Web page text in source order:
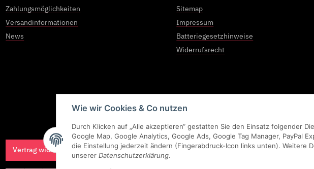
Wie wir Cookies & Co nutzen
Durch Klicken auf „Alle akzeptieren“ gestatten Sie den Einsatz folgender
Google Map, Google Analytics, Google Ads, Google Tag Manager, PayPal
die Einstellung jederzeit ändern (Fingerabdruck-Icon links unten). Weitere
unserer Datenschutzerklärung.
Zahlungsmöglichkeiten
Versandinformationen
News
Sitemap
Impressum
Batteriegesetzhinweise
Widerrufsrecht
engagiert, schönes
Vertrag widerrufen